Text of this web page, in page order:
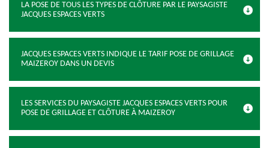
LA POSE DE TOUS LES TYPES DE CLÔTURE PAR LE PAYSAGISTE
JACQUES ESPACES VERTS
JACQUES ESPACES VERTS INDIQUE LE TARIF POSE DE GRILLAGE
MAIZEROY DANS UN DEVIS
LES SERVICES DU PAYSAGISTE JACQUES ESPACES VERTS POUR
POSE DE GRILLAGE ET CLÔTURE À MAIZEROY